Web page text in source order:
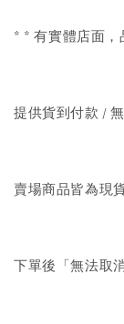
* * 有實體店面
提供貨到付款 /
賣場商品皆為現
下單後「無法取